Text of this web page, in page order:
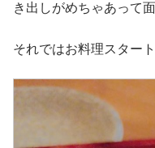
き出しがめちゃあって
それではお料理スター